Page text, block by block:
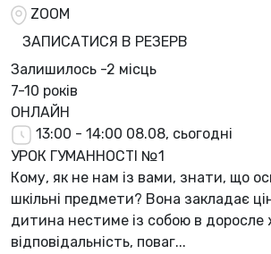
ZOOM
ЗАПИСАТИСЯ В РЕЗЕРВ
Залишилось -2 місць
7-10 років
ОНЛАЙН
13:00 - 14:00 08.08, сьогодні
УРОК ГУМАННОСТІ №1
Кому, як не нам із вами, знати, що
шкільні предмети? Вона закладає
дитина нестиме із собою в доросле
відповідальність, поваг...